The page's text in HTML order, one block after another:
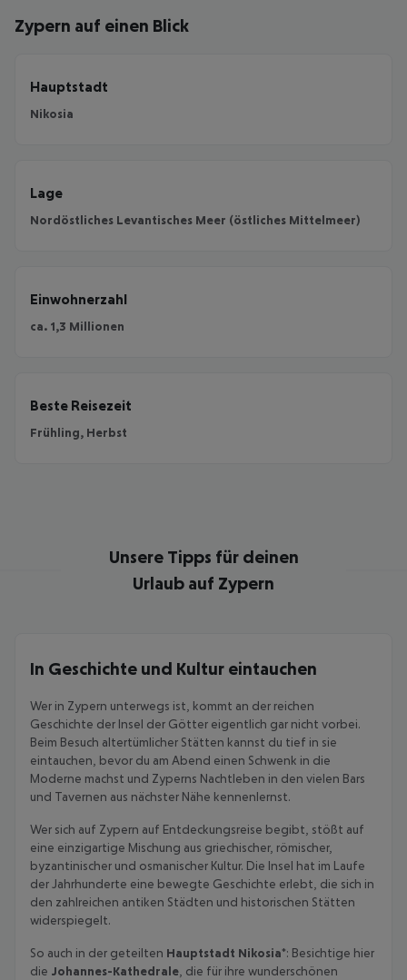
Zypern auf einen Blick
Hauptstadt
Nikosia
Lage
Nordöstliches Levantisches Meer (östliches Mittelmeer)
Einwohnerzahl
ca. 1,3 Millionen
Beste Reisezeit
Frühling, Herbst
Unsere Tipps für deinen
Urlaub auf Zypern
In Geschichte und Kultur eintauchen
Wer in Zypern unterwegs ist, kommt an der reichen
Geschichte der Insel der Götter eigentlich gar nicht vorbei.
Beim Besuch altertümlicher Stätten kannst du tief in sie
eintauchen, bevor du am Abend einen Schwenk in die
Moderne machst und Zyperns Nachtleben in den vielen Bars
und Tavernen aus nächster Nähe kennenlernst.
Wer sich auf Zypern auf Entdeckungsreise begibt, stößt auf
eine einzigartige Mischung aus griechischer, römischer,
byzantinischer und osmanischer Kultur. Die Insel hat im Laufe
der Jahrhunderte eine bewegte Geschichte erlebt, die sich in
den zahlreichen antiken Städten und historischen Stätten
widerspiegelt.
So auch in der geteilten Hauptstadt Nikosia*: Besichtige hier
die Johannes-Kathedrale , die für ihre wunderschönen